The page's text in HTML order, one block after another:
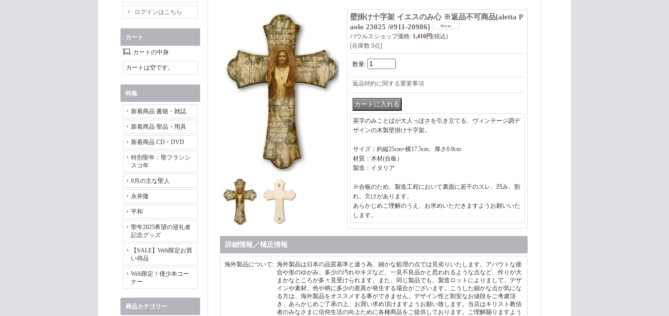
ログインはこちら
カート
カートの中身
カートは空です。
特集
新着商品 書籍・雑誌
新着商品 聖品・用具
新着商品 CD・DVD
特別聖年：聖フランシ
スコ年
8月の主な聖人
永井隆
平和
聖年2025希望の巡礼者
記念グッズ
【SALE】Web限定お買
い得品
Web限定！僅少本コー
ナー
商品カテゴリー
壁掛け十字架 イエスのみ心 ※返品不可商品[aletta P
aolo 23025 /#911-20986]
パウルスショップ価格: 1,410円(税込)
[在庫数 9点]
数量:
返品特約に関する重要事項
英字のみことばが大人っぽさを引き立てる、ヴィンテージ調デ
ザインの木製壁掛け十字架。
サイズ：約縦25cm×横17.5cm、厚さ0.8cm
材質：木材(合板）
製造：イタリア
※合板のため、製造工程において裏面に若干のスレ、凹み、割
れ、欠けがあります。
あらかじめご理解のうえ、お求めいただきますようお願いいた
します。
詳細情報／補足情報
海外製品について: 海外製品は日本の品質基準と違う為、細かな処理の点では見劣りいたします。アバウトな接
合や形のゆがみ、多少の汚れやキズなど、一見不良品かと思われるような点など、作りが大
まかなところが多々見受けられます。また、同じ製品でも、製造ロットによりまして、デザ
インや素材、色や柄に多少の差異が発生する場合がございます。こうした細かな点が気にな
る方は、海外製品をオススメする事ができません。デザイン性と割安なお値段をご考慮頂
き、あらかじめご了承の上、お買い求め頂けますようお願い致します。当店はキリスト教信
者のみなさまに信仰生活の向上ために各種商品をご提供しております。ご理解賜りますよう